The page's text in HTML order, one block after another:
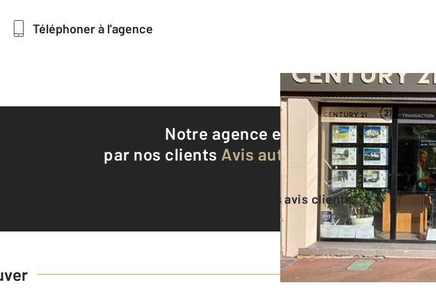
Téléphoner à l'agence
Notre agence est notée8,9/10
par nos clients Avis authentifiés par
Voir tous les avis clients